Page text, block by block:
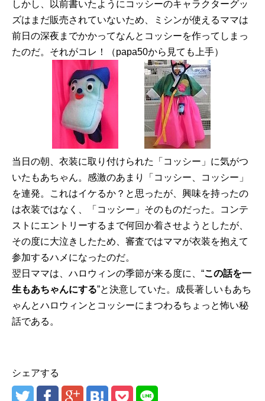
しかし、以前書いたようにコッシーのキャラクターグッ
ズはまだ販売されていないため、ミシンが使えるママは
前日の深夜までかかってなんとコッシーを作ってしまっ
たのだ。それがコレ！（papa50から見ても上手）
当日の朝、衣装に取り付けられた「コッシー」に気がつ
いたもあちゃん。感激のあまり「コッシー、コッシー」
を連発。これはイケるか？と思ったが、興味を持ったの
は衣装ではなく、「コッシー」そのものだった。コンテ
ストにエントリーするまで何回か着させようとしたが、
その度に大泣きしたため、審査ではママが衣装を抱えて
参加するハメになったのだ。
翌日ママは、ハロウィンの季節が来る度に、“この話を一
生もあちゃんにする”と決意していた。成長著しいもあち
ゃんとハロウィンとコッシーにまつわるちょっと怖い秘
話である。
シェアする